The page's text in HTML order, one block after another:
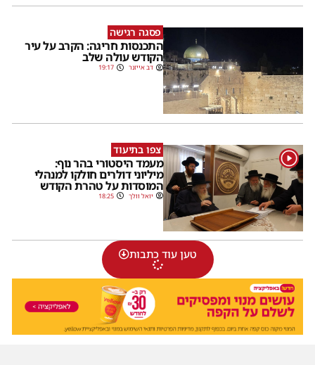
פסגה רגישה
התכנסות חריגה: הקרב על עיר
הקודש עולה שלב
דב אייזנר 19:17
1 צפו בתיעוד
מעמד היסטורי בהר נוף:
מיליוני דולרים חולקו למנהלי
המוסדות על טהרת הקודש
יואל וולך 18:25
טען עוד כתבות